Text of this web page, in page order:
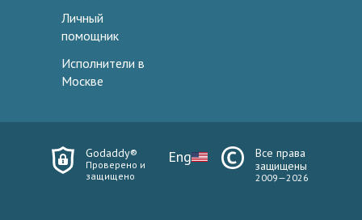
Личный
помощник
Исполнители в
Москве
Godaddy®
Проверено и
защищено
Eng
Все права
защищены
2009—2026